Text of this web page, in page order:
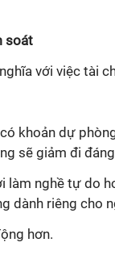
soát
với việc tài
khoản dự
sẽ giảm đi
làm nghề tự do
dành riêng cho
hơn.